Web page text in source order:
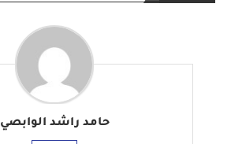
حامد راشد الوابصي